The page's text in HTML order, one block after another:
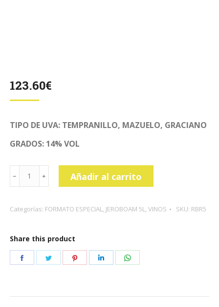
123.60€
TIPO DE UVA: TEMPRANILLO, MAZUELO, GRACIANO
GRADOS: 14% VOL
RAMON
BILBAO
JEROBOAM
Añadir al carrito
Categorías: FORMATO ESPECIAL, JEROBOAM 5L, VINOS SKU: RBR5
Share this product
Share
Share
Share
Share